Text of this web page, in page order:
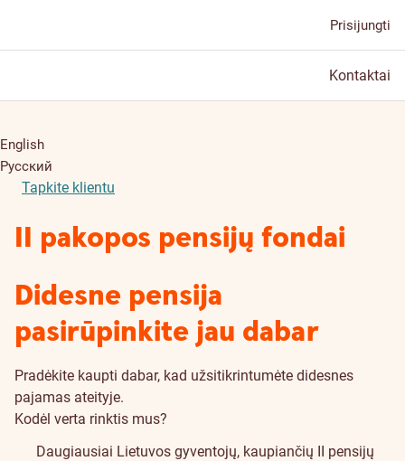
Prisijungti
Kontaktai
English
Русский
Tapkite klientu
II pakopos pensijų fondai
Didesne pensija
pasirūpinkite jau dabar
Pradėkite kaupti dabar, kad užsitikrintumėte didesnes
pajamas ateityje.
Kodėl verta rinktis mus?
Daugiausiai Lietuvos gyventojų, kaupiančių II pensijų